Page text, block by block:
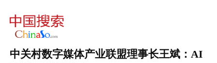
中关村数字媒体产业联盟理事长王斌：AI